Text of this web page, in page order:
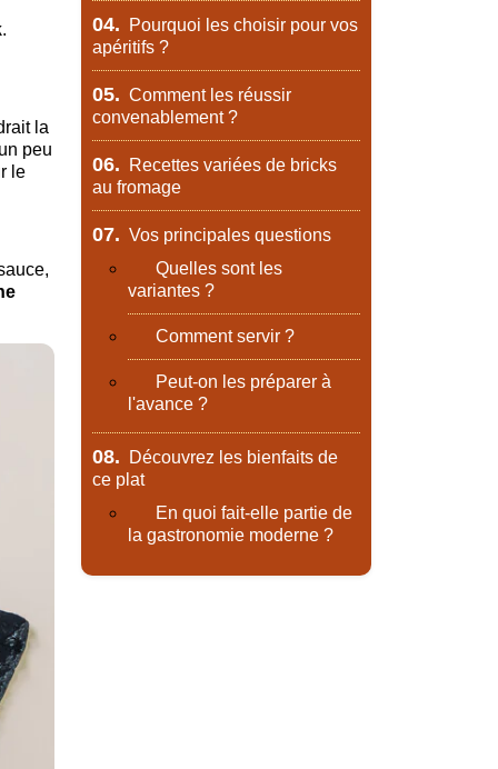
.
la
peu
le
04.
Pourquoi les choisir pour vos
apéritifs ?
05. Comment les réussir
convenablement ?
06.
Recettes variées de bricks
au fromage
07. Vos principales questions
Quelles sont les
variantes ?
Comment servir ?
Peut-on les préparer à
l'avance ?
08.
Découvrez les bienfaits de
ce plat
En quoi fait-elle partie de
la gastronomie moderne ?